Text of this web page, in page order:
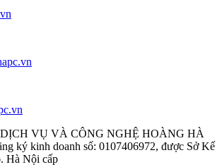
VỤ VÀ CÔNG NGHỆ HOÀNG HÀ
ký kinh doanh số: 0107406972, được Sở Kế
Hà Nội cấp